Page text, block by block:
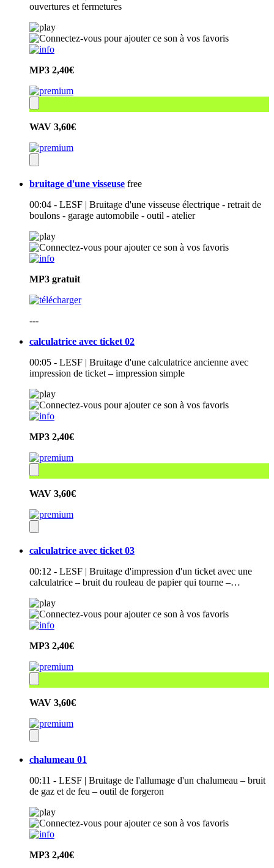
ouvertures et fermetures
MP3 2,40€
WAV 3,60€
bruitage d'une visseuse free
00:04 - LESF | Bruitage d'une visseuse électrique - retrait de
boulons - garage automobile - outil - atelier
MP3 gratuit
---
calculatrice avec ticket 02
00:05 - LESF | Bruitage d'une calculatrice ancienne avec
impression de ticket – impression simple
MP3 2,40€
WAV 3,60€
calculatrice avec ticket 03
00:12 - LESF | Bruitage d'impression d'un ticket avec une
calculatrice – bruit du rouleau de papier qui tourne –…
MP3 2,40€
WAV 3,60€
chalumeau 01
00:11 - LESF | Bruitage de l'allumage d'un chalumeau – bruit
de gaz et de feu – outil de forgeron
MP3 2,40€